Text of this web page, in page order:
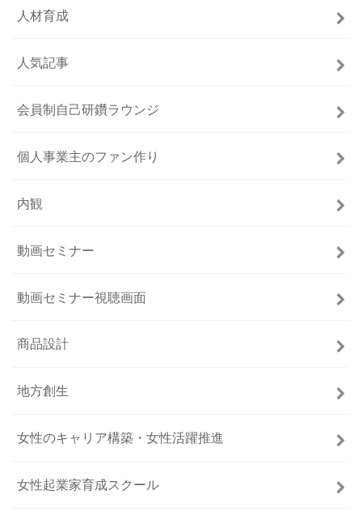
人材育成
人気記事
会員制自己研鑽ラウンジ
個人事業主のファン作り
内観
動画セミナー
動画セミナー視聴画面
商品設計
地方創生
女性のキャリア構築・女性活躍推進
女性起業家育成スクール